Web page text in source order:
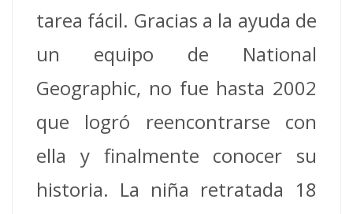
tarea fácil. Gracias a la ayuda de
un equipo de National
Geographic, no fue hasta 2002
que logró reencontrarse con
ella y finalmente conocer su
historia. La niña retratada 18